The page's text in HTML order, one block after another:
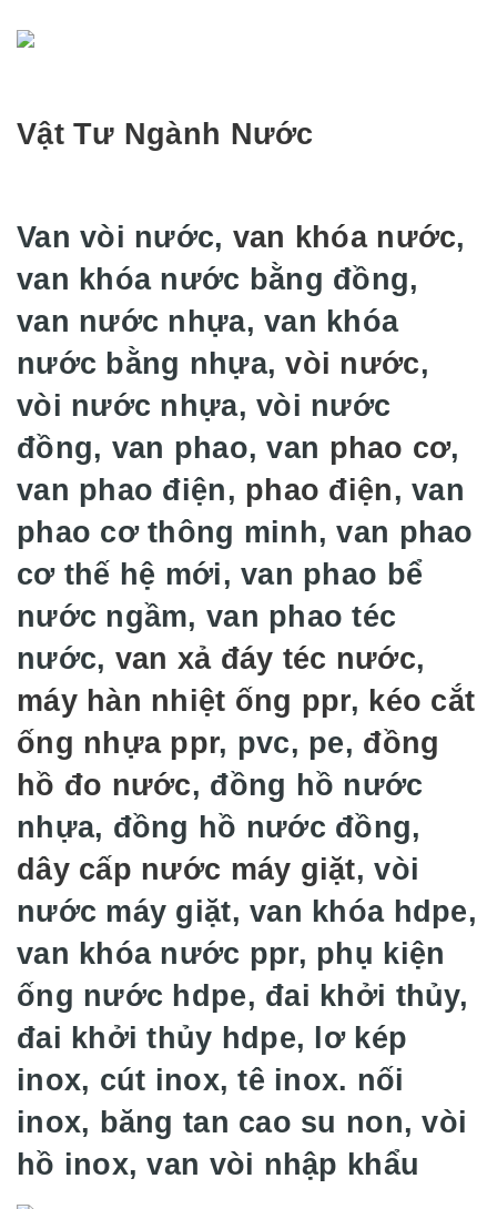
Vật Tư Ngành Nước
Van vòi nước, van khóa nước,
van khóa nước bằng đồng,
van nước nhựa, van khóa
nước bằng nhựa,vòi nước,
vòi nước nhựa, vòi nước
đồng, van phao, van phao cơ,
van phao điện, phao điện, van
phao cơ thông minh, van phao
cơ thế hệ mới, van phao bể
nước ngầm, van phao téc
nước, van xả đáy téc nước,
máy hàn nhiệt ống ppr, kéo cắt
ống nhựa ppr, pvc, pe, đồng
hồ đo nước, đồng hồ nước
nhựa, đồng hồ nước đồng,
dây cấp nước máy giặt, vòi
nước máy giặt, van khóa hdpe,
van khóa nước ppr, phụ kiện
ống nước hdpe, đai khởi thủy,
đai khởi thủy hdpe, lơ kép
inox, cút inox, tê inox. nối
inox, băng tan cao su non, vòi
hồ inox, van vòi nhập khẩu